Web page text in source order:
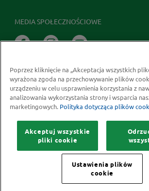
MEDIA SPOŁECZNOŚCIOWE
Prawa autorskie © 2026
Informacje na temat ochrony prywatności
Polityka dotycząca plików cookie
Kontakt
Poprzez kliknięcie na „Akceptacja wszystkich
wyrażona zgoda na przechowywanie plików
urządzeniu w celu usprawnienia korzystania z
analizowania wykorzystania strony i wsparcia
marketingowych. Polityka dotycząca plików
Akceptuj wszystkie
pliki cookie
Ustawienia plików
cookie